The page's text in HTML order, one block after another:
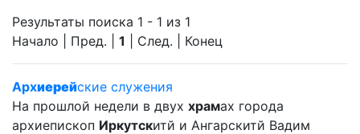
Результаты поиска 1 - 1 из 1
Начало | Пред. | 1 | След. | Конец
Архиерейские служения
На прошлой недели в двух храмах города
архиепископ Иркутскитй и Ангарскитй Вадим